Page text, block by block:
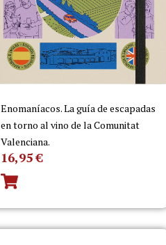
Enomaníacos. La guía de escapadas
en torno al vino de la Comunitat
Valenciana.
16,95€